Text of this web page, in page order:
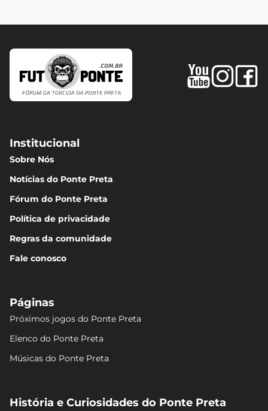
Institucional
Sobre Nós
Notícias do Ponte Preta
Fórum do Ponte Preta
Política de privacidade
Regras da comunidade
Fale conosco
Páginas
Próximos jogos do Ponte Preta
Elenco do Ponte Preta
Músicas do Ponte Preta
História e Curiosidades do Ponte Preta